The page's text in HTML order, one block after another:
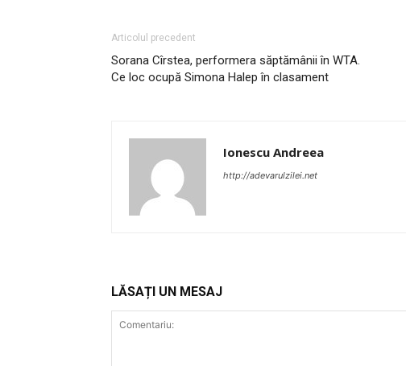
Articolul precedent
Sorana Cîrstea, performera săptămânii în WTA.
Ce loc ocupă Simona Halep în clasament
Ionescu Andreea
http://adevarulzilei.net
LĂSAȚI UN MESAJ